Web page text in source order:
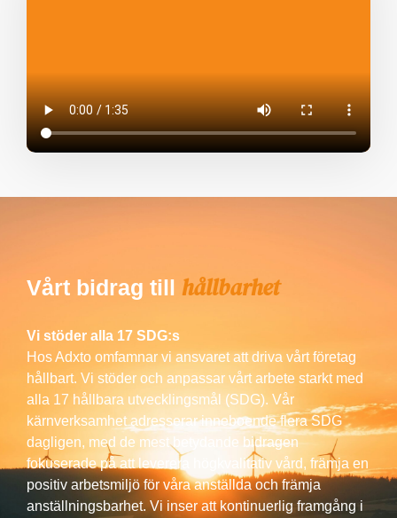
Vårt bidrag till hållbarhet
Vi stöder alla 17 SDG:s
Hos Adxto omfamnar vi ansvaret att driva vårt företag
hållbart. Vi stöder och anpassar vårt arbete starkt med
alla 17 hållbara utvecklingsmål (SDG). Vår
kärnverksamhet adresserar inneboende flera SDG
dagligen, med de mest betydande bidragen
fokuserade på att leverera högkvalitativ vård, främja en
positiv arbetsmiljö för våra anställda och främja
anställningsbarhet. Vi inser att kontinuerlig framgång i